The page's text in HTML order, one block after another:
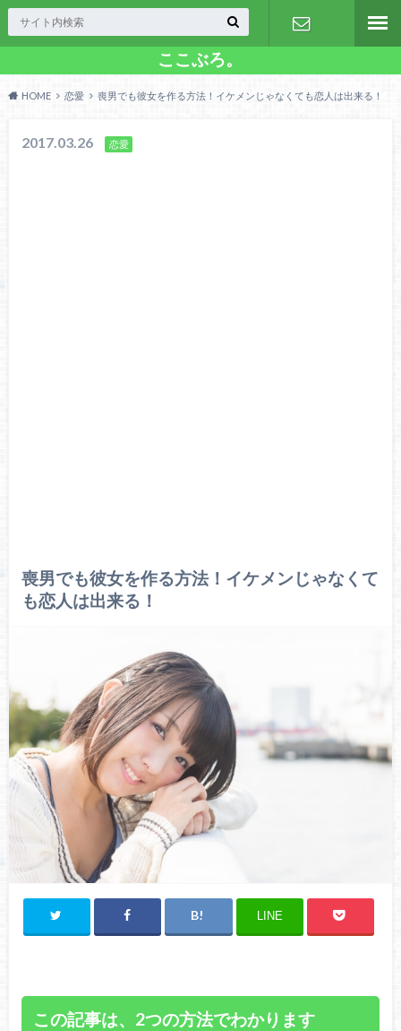
ここぶろ。
HOME 恋愛 喪男でも彼女を作る方法！イケメンじゃなくても恋人は出来る！
2017.03.26 恋愛
喪男でも彼女を作る方法！イケメンじゃなくて
も恋人は出来る！
LINE
この記事は、2つの方法でわかります